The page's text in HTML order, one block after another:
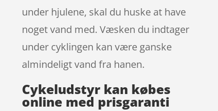
under hjulene, skal du huske at have
noget vand med. Væsken du indtager
under cyklingen kan være ganske
almindeligt vand fra hanen.
Cykeludstyr kan købes
online med prisgaranti